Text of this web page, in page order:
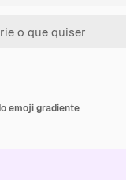
emoji gradiente